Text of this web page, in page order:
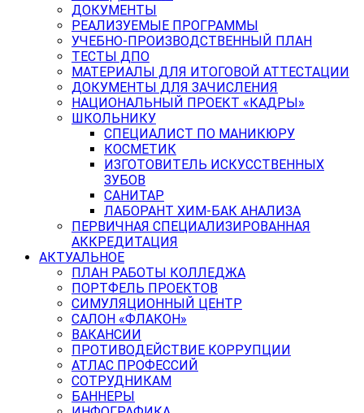
ДОКУМЕНТЫ
РЕАЛИЗУЕМЫЕ ПРОГРАММЫ
УЧЕБНО-ПРОИЗВОДСТВЕННЫЙ ПЛАН
ТЕСТЫ ДПО
МАТЕРИАЛЫ ДЛЯ ИТОГОВОЙ АТТЕСТАЦИИ
ДОКУМЕНТЫ ДЛЯ ЗАЧИСЛЕНИЯ
НАЦИОНАЛЬНЫЙ ПРОЕКТ «КАДРЫ»
ШКОЛЬНИКУ
СПЕЦИАЛИСТ ПО МАНИКЮРУ
КОСМЕТИК
ИЗГОТОВИТЕЛЬ ИСКУССТВЕННЫХ
ЗУБОВ
САНИТАР
ЛАБОРАНТ ХИМ-БАК АНАЛИЗА
ПЕРВИЧНАЯ СПЕЦИАЛИЗИРОВАННАЯ
АККРЕДИТАЦИЯ
АКТУАЛЬНОЕ
ПЛАН РАБОТЫ КОЛЛЕДЖА
ПОРТФЕЛЬ ПРОЕКТОВ
СИМУЛЯЦИОННЫЙ ЦЕНТР
САЛОН «ФЛАКОН»
ВАКАНСИИ
ПРОТИВОДЕЙСТВИЕ КОРРУПЦИИ
АТЛАС ПРОФЕССИЙ
СОТРУДНИКАМ
БАННЕРЫ